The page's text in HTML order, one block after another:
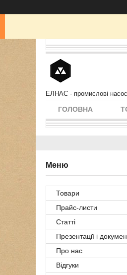
ЕЛНАС - промислові
ГОЛОВНА
Товари
Прайс-листи
Статті
Презентації і
Про нас
Відгуки